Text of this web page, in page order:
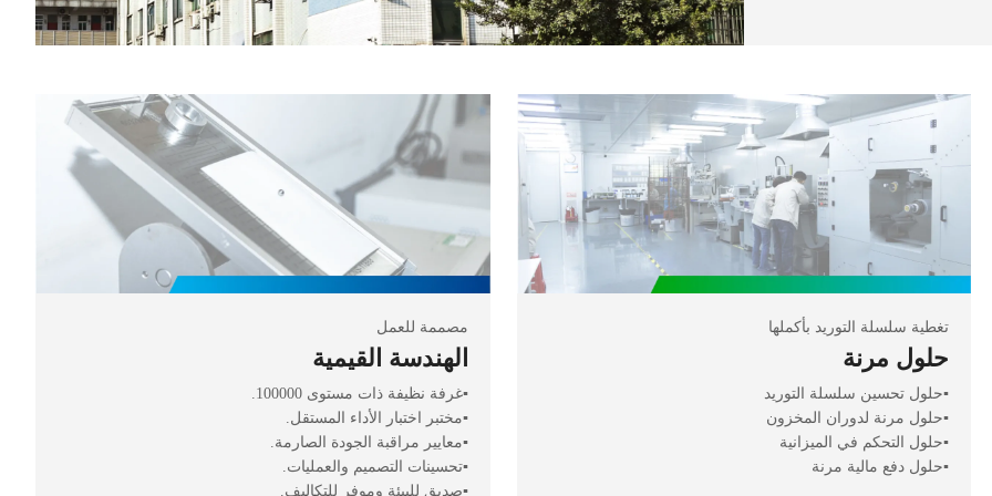
تغطية سلسلة التوريد بأكملها
حلول مرنة
▪️حلول تحسين سلسلة التوريد
▪️حلول مرنة لدوران المخزون
▪️حلول التحكم في الميزانية
▪️حلول دفع مالية مرنة
مصممة للعمل
الهندسة القيمية
▪️غرفة نظيفة ذات مستوى 100000.
▪️مختبر اختبار الأداء المستقل.
▪️معايير مراقبة الجودة الصارمة.
▪️تحسينات التصميم والعمليات.
▪️صديق للبيئة وموفر للتكاليف.